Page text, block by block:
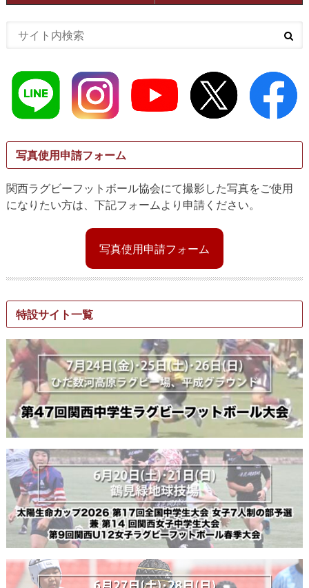
写真使用申請フォーム
関西ラグビーフットボール協会にて撮影した写真をご使用
になりたい方は、下記フォームより申請ください。
写真使用申請フォーム
特設サイト一覧